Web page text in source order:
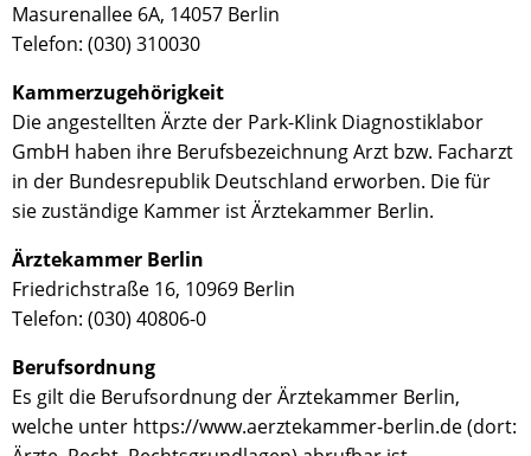
Masurenallee 6A, 14057 Berlin
Telefon: (030) 310030
Kammerzugehörigkeit
Die angestellten Ärzte der Park-Klink Diagnostiklabor
GmbH haben ihre Berufsbezeichnung Arzt bzw. Facharzt
in der Bundesrepublik Deutschland erworben. Die für
sie zuständige Kammer ist Ärztekammer Berlin.
Ärztekammer Berlin
Friedrichstraße 16, 10969 Berlin
Telefon: (030) 40806-0
Berufsordnung
Es gilt die Berufsordnung der Ärztekammer Berlin,
welche unter https://www.aerztekammer-berlin.de (dort: